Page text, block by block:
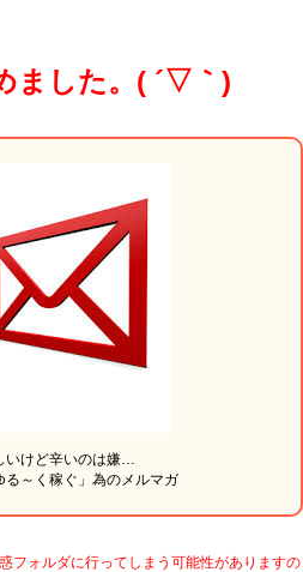
ました。( ´▽｀)
いけど辛いのは嫌…
る～く稼ぐ」為のメルマガ
フォルダに行ってしまう可能性がありますの